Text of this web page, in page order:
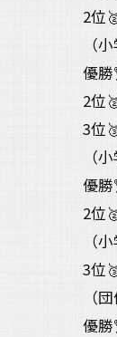
2位
（
優
2位
3位
（
優
2位
（
3位
（
優